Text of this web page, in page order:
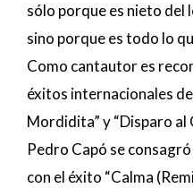
sólo porque es nieto del
sino porque es todo lo
Como cantautor es
éxitos internacionales
Mordidita” y “Disparo al
Pedro Capó se
con el éxito “Calma